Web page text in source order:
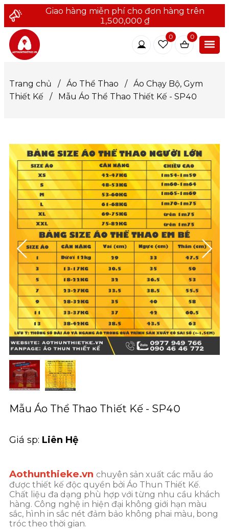
Giao hàng miễn phí cho đơn hàng trên
1,500,000 ₫
0 0
Trang chủ / Áo Thể Thao /
Áo Chạy Bộ, Gym
Thiết Kế
/ Mẫu Áo Thể Thao Thiết Kế - SP40
Mẫu Áo Thể Thao Thiết Kế - SP40
Aothunthieke.vn chuyên sản xuất các mẫu áo
được thiết kế độc quyền bởi Áo Thun Thiết Kế.
Chất liệu đa dạng phù hợp với từng nhu cầu khách
hàng. Công nghệ in hiện đại không giới hạn màu
sắc, hình in sắc nét đảm bảo không phai màu, bong
tróc theo thời gian.
Giá sp: Liên Hệ